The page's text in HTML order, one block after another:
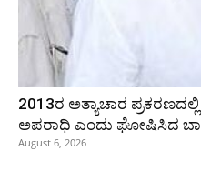
2013ರ ಅತ್ಯಾಚಾರ
ಅಪರಾಧಿ ಎಂದು ಘೋಷಿಸಿದ
August 6, 2026